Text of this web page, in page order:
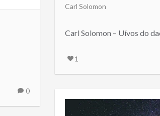
Carl Solomon
Carl Solomon – Uívos do
1
0